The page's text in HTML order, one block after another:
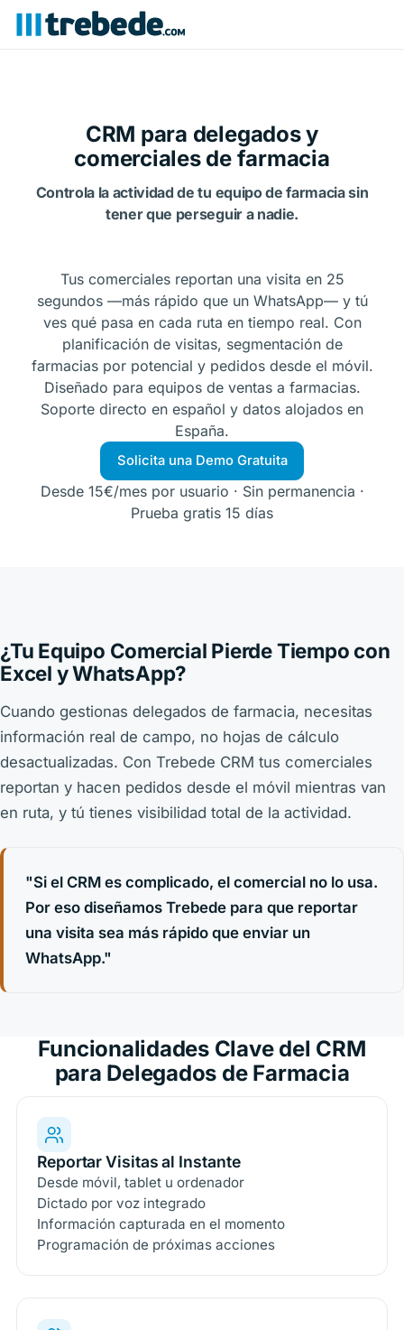
CRM para delegados y
comerciales de farmacia
Controla la actividad de tu equipo de farmacia sin
tener que perseguir a nadie.
Tus comerciales reportan una visita en 25
segundos —más rápido que un WhatsApp— y tú
ves qué pasa en cada ruta en tiempo real. Con
planificación de visitas, segmentación de
farmacias por potencial y pedidos desde el móvil.
Diseñado para equipos de ventas a farmacias.
Soporte directo en español y datos alojados en
España.
Solicita una Demo Gratuita
Desde 15€/mes por usuario · Sin permanencia ·
Prueba gratis 15 días
¿Tu Equipo Comercial Pierde Tiempo con
Excel y WhatsApp?
Cuando gestionas delegados de farmacia, necesitas
información real de campo, no hojas de cálculo
desactualizadas. Con Trebede CRM tus comerciales
reportan y hacen pedidos desde el móvil mientras van
en ruta, y tú tienes visibilidad total de la actividad.
"Si el CRM es complicado, el comercial no lo usa.
Por eso diseñamos Trebede para que reportar
una visita sea más rápido que enviar un
WhatsApp."
Funcionalidades Clave del CRM
para Delegados de Farmacia
Reportar Visitas al Instante
Desde móvil, tablet u ordenador
Dictado por voz integrado
Información capturada en el momento
Programación de próximas acciones